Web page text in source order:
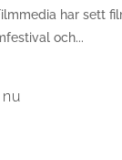
har sett
och...